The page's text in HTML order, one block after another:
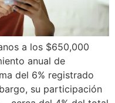
a los $650,000
anual de
del 6% registrado
su participación